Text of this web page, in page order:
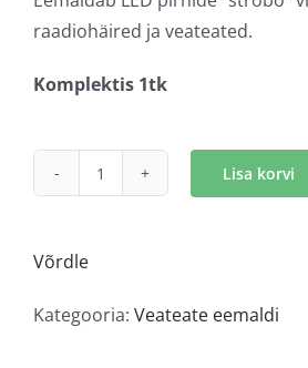
raadiohäired ja veateated.
Komplektis 1tk
H10
Lisa korvi
Võrdle
Kategooria: Veateate eemaldi